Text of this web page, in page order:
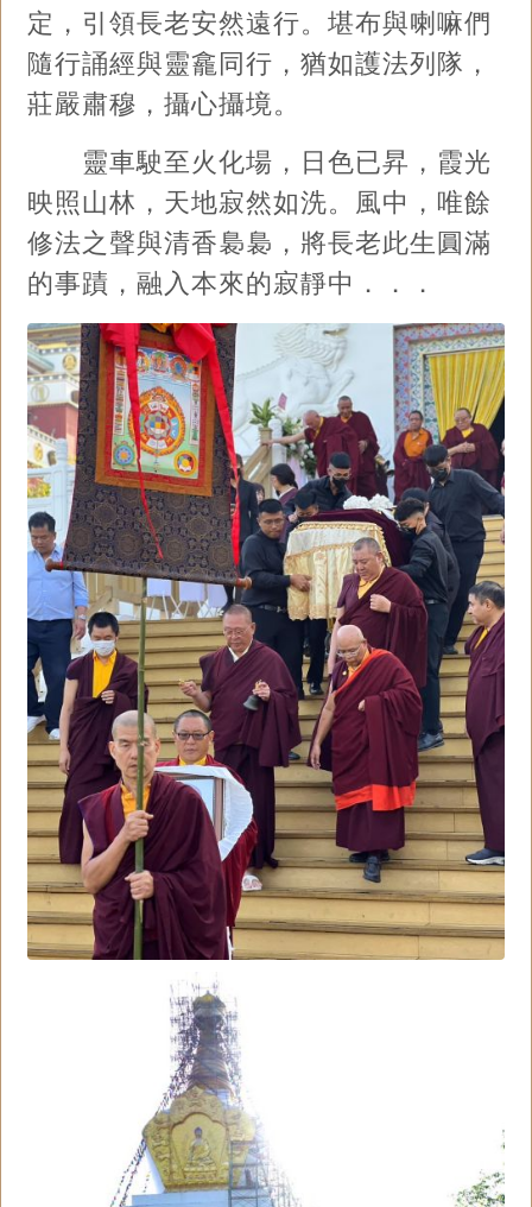
定，引領長老安然遠行。堪布與喇嘛們
隨行誦經與靈龕同行，猶如護法列隊，
莊嚴肅穆，攝心攝境。
靈車駛至火化場，日色已昇，霞光
映照山林，天地寂然如洗。風中，唯餘
修法之聲與清香裊裊，將長老此生圓滿
的事蹟，融入本來的寂靜中．．．